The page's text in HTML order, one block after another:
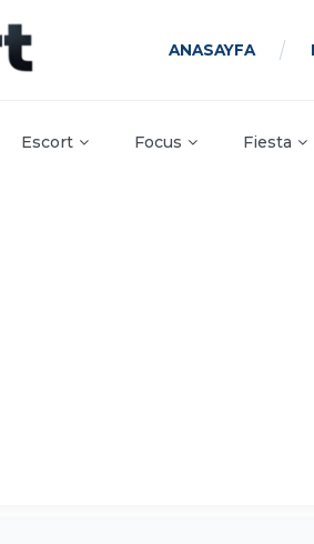
ANASAYFA
Escort Focus Fiesta